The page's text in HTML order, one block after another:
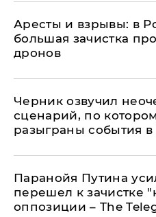
Аресты и взрывы: в
большая зачистка
дронов
Черник озвучил
сценарий, по
разыграны события в
Паранойя Путина
перешел к зачистке
оппозиции – The